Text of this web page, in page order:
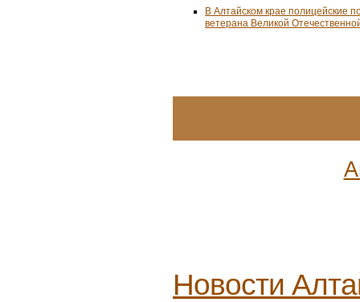
В Алтайском крае полицейские
ветерана Великой
Новости